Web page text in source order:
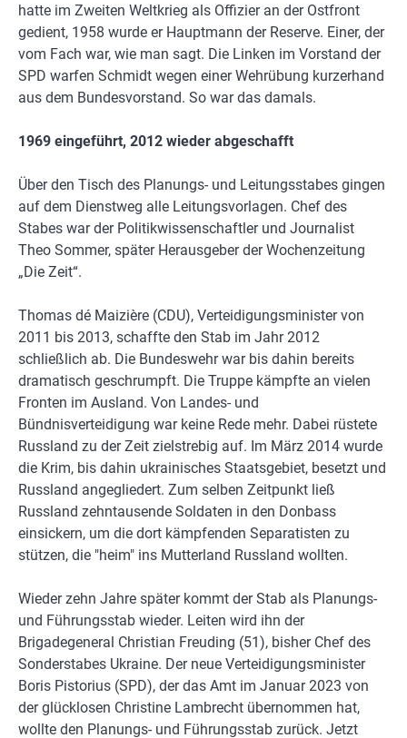
hatte im Zweiten Weltkrieg als Offizier an der Ostfront
gedient, 1958 wurde er Hauptmann der Reserve. Einer, der
vom Fach war, wie man sagt. Die Linken im Vorstand der
SPD warfen Schmidt wegen einer Wehrübung kurzerhand
aus dem Bundesvorstand. So war das damals.
1969 eingeführt, 2012 wieder abgeschafft
Über den Tisch des Planungs- und Leitungsstabes gingen
auf dem Dienstweg alle Leitungsvorlagen. Chef des
Stabes war der Politikwissenschaftler und Journalist
Theo Sommer, später Herausgeber der Wochenzeitung
„Die Zeit“.
Thomas dé Maizière (CDU), Verteidigungsminister von
2011 bis 2013, schaffte den Stab im Jahr 2012
schließlich ab. Die Bundeswehr war bis dahin bereits
dramatisch geschrumpft. Die Truppe kämpfte an vielen
Fronten im Ausland. Von Landes- und
Bündnisverteidigung war keine Rede mehr. Dabei rüstete
Russland zu der Zeit zielstrebig auf. Im März 2014 wurde
die Krim, bis dahin ukrainisches Staatsgebiet, besetzt und
Russland angegliedert. Zum selben Zeitpunkt ließ
Russland zehntausende Soldaten in den Donbass
einsickern, um die dort kämpfenden Separatisten zu
stützen, die "heim" ins Mutterland Russland wollten.
Wieder zehn Jahre später kommt der Stab als Planungs-
und Führungsstab wieder. Leiten wird ihn der
Brigadegeneral Christian Freuding (51), bisher Chef des
Sonderstabes Ukraine. Der neue Verteidigungsminister
Boris Pistorius (SPD), der das Amt im Januar 2023 von
der glücklosen Christine Lambrecht übernommen hat,
wollte den Planungs- und Führungsstab zurück. Jetzt